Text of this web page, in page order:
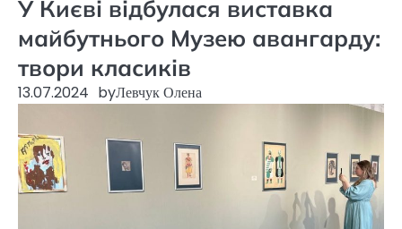
У Києві відбулася виставка
майбутнього Музею авангарду:
твори класиків
13.07.2024 byЛевчук Олена